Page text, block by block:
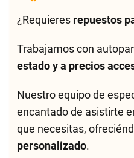
¿Requieres repuestos
Trabajamos con
estado y a precios
Nuestro equipo de
encantado de asistirte
que necesitas,
personalizado.